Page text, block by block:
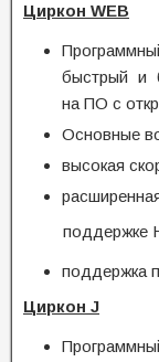
Циркон WEB
быстрый и
на ПО с
Основные
высокая
поддержке
поддержка
Циркон J